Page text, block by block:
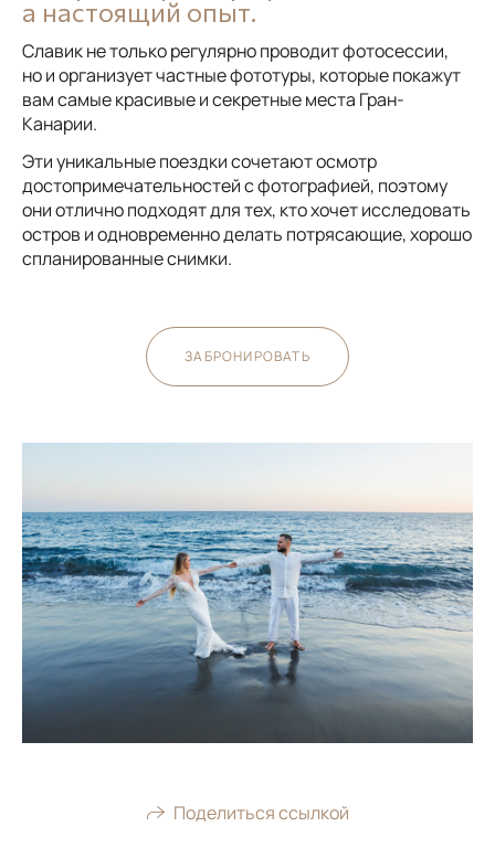
а настоящий опыт.
Славик не только регулярно проводит фотосессии,
но и организует частные фототуры, которые покажут
вам самые красивые и секретные места Гран-
Канарии.
Эти уникальные поездки сочетают осмотр
достопримечательностей с фотографией, поэтому
они отлично подходят для тех, кто хочет исследовать
остров и одновременно делать потрясающие, хорошо
спланированные снимки.
ЗАБРОНИРОВАТЬ
Поделиться ссылкой